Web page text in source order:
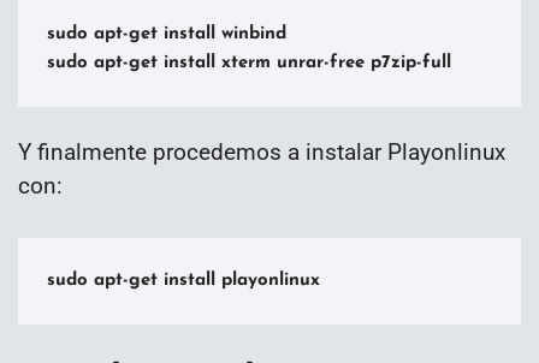
sudo apt-get install winbind
sudo apt-get install xterm unrar-free p7zip-full
Y finalmente procedemos a instalar Playonlinux
con:
sudo apt-get install playonlinux